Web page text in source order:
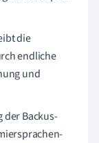
die
endliche
und
der Backus-